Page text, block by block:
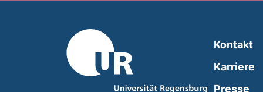
Kontakt
Karriere
Presse